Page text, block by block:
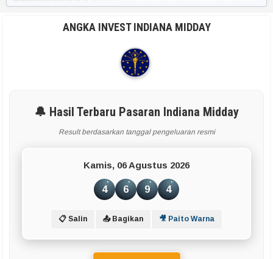
ANGKA INVEST INDIANA MIDDAY
🔔 Hasil Terbaru Pasaran Indiana Midday
Result berdasarkan tanggal pengeluaran resmi
Kamis, 06 Agustus 2026
4 6 9 4
📋 Salin 📤 Bagikan 🎥 Paito Warna